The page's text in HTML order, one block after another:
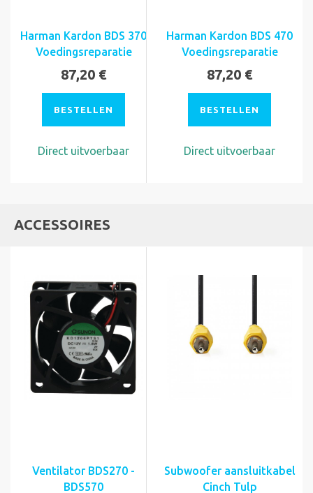
Harman Kardon BDS 370
Voedingsreparatie
87,20 €
BESTELLEN
Direct uitvoerbaar
Harman Kardon BDS 470
Voedingsreparatie
87,20 €
BESTELLEN
Direct uitvoerbaar
ACCESSOIRES
Ventilator BDS270 -
BDS570
Subwoofer aansluitkabel
Cinch Tulp